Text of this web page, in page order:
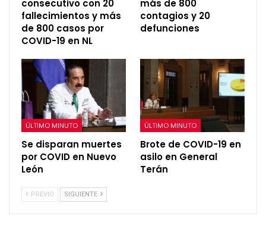
consecutivo con 20
fallecimientos y más
de 800 casos por
COVID-19 en NL
más de 800
contagios y 20
defunciones
ÚLTIMO MINUTO
Se disparan muertes
por COVID en Nuevo
León
ÚLTIMO MINUTO
Brote de COVID-19 en
asilo en General
Terán
PREVIO SIGUIENTE